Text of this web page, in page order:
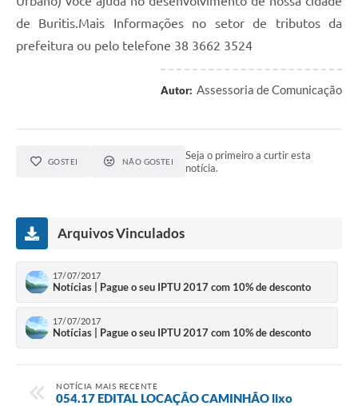
de Buritis.Mais Informações no setor de tributos da
prefeitura ou pelo telefone 38 3662 3524
Autor: Assessoria de Comunicação
GOSTEI NÃO GOSTEI
Seja o primeiro a curtir esta
notícia.
Arquivos Vinculados
17/07/2017
Notícias | Pague o seu IPTU 2017 com 10% de desconto
17/07/2017
Notícias | Pague o seu IPTU 2017 com 10% de desconto
NOTÍCIA MAIS RECENTE
054.17 EDITAL LOCAÇÃO CAMINHÃO lixo